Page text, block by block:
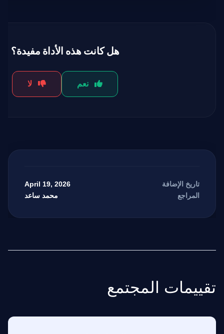
هل كانت هذه الأداة مفيدة؟
نعم لا
تاريخ الإضافة April 19, 2026
المراجع محمد ساعد
تقييمات المجتمع